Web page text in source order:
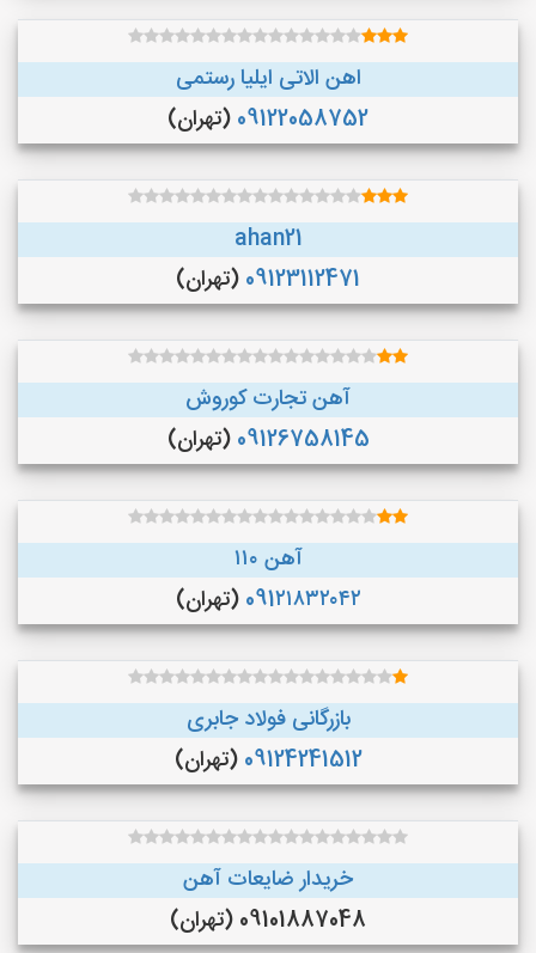
اهن الاتی ایلیا رستمی
09122058752 (تهران)
ahan21
09123112471 (تهران)
آهن تجارت کوروش
09126758145 (تهران)
آهن ۱۱۰
091۲۱۸۳۲۰۴۲ (تهران)
بازرگانی فولاد جابری
09124241512 (تهران)
خریدار ضایعات آهن
09101887048 (تهران)